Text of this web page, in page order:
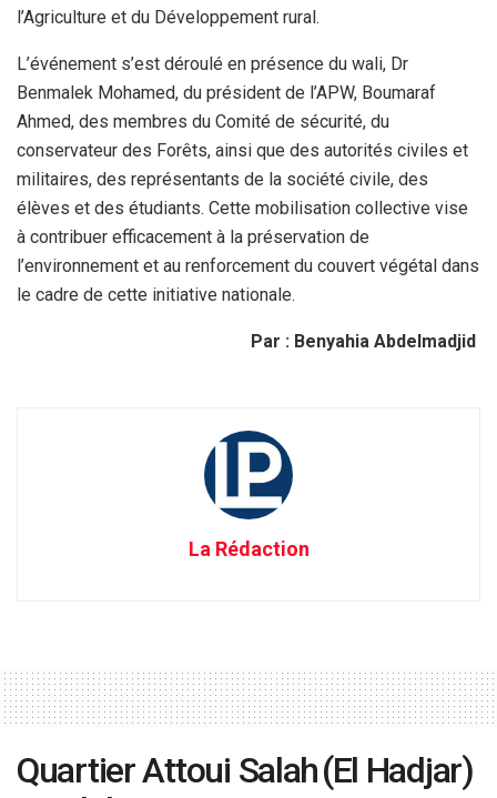
l’Agriculture et du Développement rural.
L’événement s’est déroulé en présence du wali, Dr
Benmalek Mohamed, du président de l’APW, Boumaraf
Ahmed, des membres du Comité de sécurité, du
conservateur des Forêts, ainsi que des autorités civiles et
militaires, des représentants de la société civile, des
élèves et des étudiants. Cette mobilisation collective vise
à contribuer efficacement à la préservation de
l’environnement et au renforcement du couvert végétal dans
le cadre de cette initiative nationale.
Par : Benyahia Abdelmadjid
La Rédaction
Quartier Attoui Salah (El Hadjar)